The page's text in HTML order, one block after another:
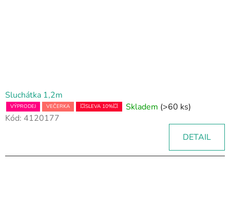
Sluchátka 1,2m
VÝPRODEJ VEČERKA 💥SLEVA 10%💥 Skladem (>60 ks)
Kód: 4120177
DETAIL